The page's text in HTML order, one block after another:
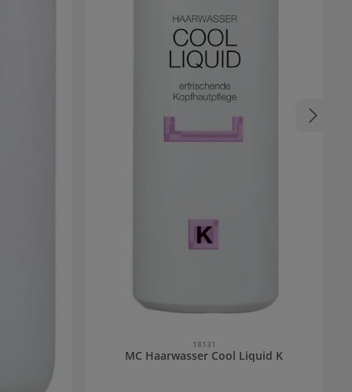
18131
MC Haarwasser Cool Liquid K